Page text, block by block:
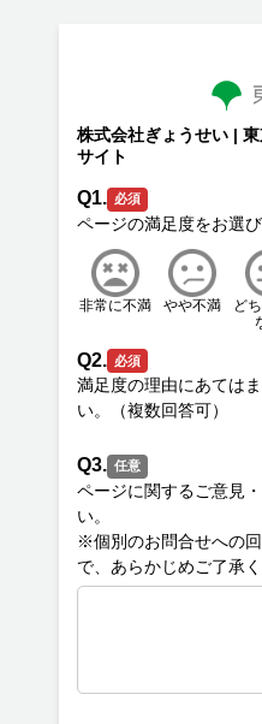
株式会社ぎょうせい |
サイト
Q1. 必須
非常に不満 やや不満
ど
Q2. 必須
満足度の理由にあては
Q3. 任意
ページに関するご意見
い。
※個別のお問合せへの